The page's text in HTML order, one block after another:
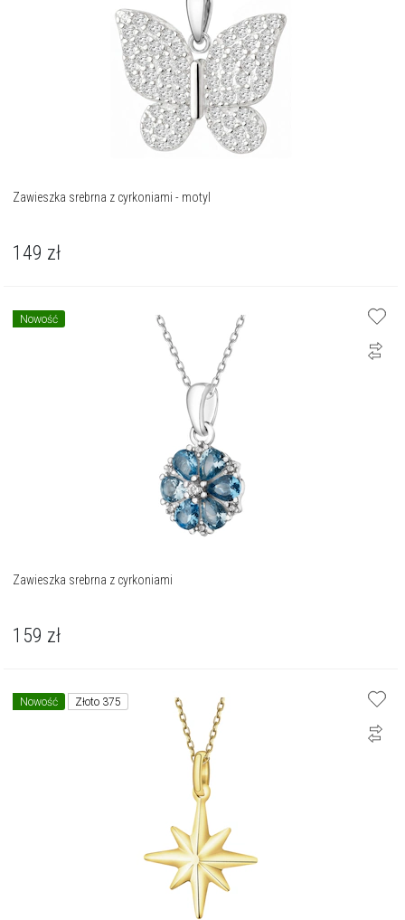
Zawieszka srebrna z cyrkoniami - motyl
149 zł
Nowość
Zawieszka srebrna z cyrkoniami
159 zł
Nowość Złoto 375